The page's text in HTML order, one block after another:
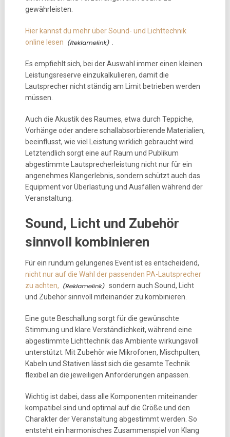
gewährleisten.
Hier kannst du mehr über Sound- und Lichttechnik
online lesen
Es empfiehlt sich, bei der Auswahl immer einen kleinen
Leistungsreserve einzukalkulieren, damit die
Lautsprecher nicht ständig am Limit betrieben werden
müssen.
Auch die Akustik des Raumes, etwa durch Teppiche,
Vorhänge oder andere schallabsorbierende Materialien,
beeinflusst, wie viel Leistung wirklich gebraucht wird.
Letztendlich sorgt eine auf Raum und Publikum
abgestimmte Lautsprecherleistung nicht nur für ein
angenehmes Klangerlebnis, sondern schützt auch das
Equipment vor Überlastung und Ausfällen während der
Veranstaltung.
Sound, Licht und Zubehör
sinnvoll kombinieren
Für ein rundum gelungenes Event ist es entscheidend,
nicht nur auf die Wahl der passenden PA-Lautsprecher
zu achten,
sondern auch Sound, Licht
und Zubehör sinnvoll miteinander zu kombinieren.
Eine gute Beschallung sorgt für die gewünschte
Stimmung und klare Verständlichkeit, während eine
abgestimmte Lichttechnik das Ambiente wirkungsvoll
unterstützt. Mit Zubehör wie Mikrofonen, Mischpulten,
Kabeln und Stativen lässt sich die gesamte Technik
flexibel an die jeweiligen Anforderungen anpassen.
Wichtig ist dabei, dass alle Komponenten miteinander
kompatibel sind und optimal auf die Größe und den
Charakter der Veranstaltung abgestimmt werden. So
entsteht ein harmonisches Zusammenspiel von Klang